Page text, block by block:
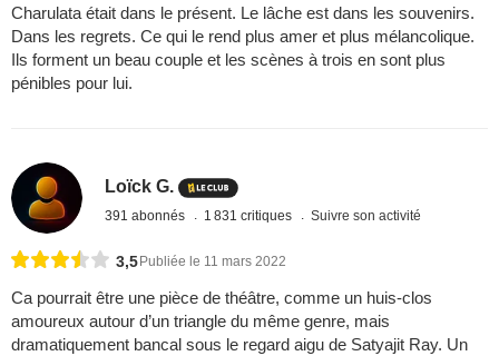
Charulata était dans le présent. Le lâche est dans les souvenirs.
Dans les regrets. Ce qui le rend plus amer et plus mélancolique.
Ils forment un beau couple et les scènes à trois en sont plus
pénibles pour lui.
Loïck G.
391 abonnés 1 831 critiques Suivre son activité
3,5 Publiée le 11 mars 2022
Ca pourrait être une pièce de théâtre, comme un huis-clos
amoureux autour d’un triangle du même genre, mais
dramatiquement bancal sous le regard aigu de Satyajit Ray. Un